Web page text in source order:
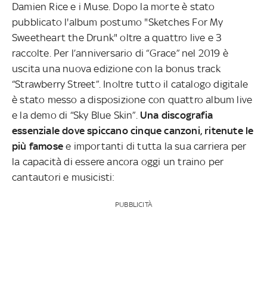
Damien Rice e i Muse. Dopo la morte è stato
pubblicato l'album postumo "Sketches For My
Sweetheart the Drunk" oltre a quattro live e 3
raccolte. Per l’anniversario di “Grace” nel 2019 è
uscita una nuova edizione con la bonus track
“Strawberry Street”. Inoltre tutto il catalogo digitale
è stato messo a disposizione con quattro album live
e la demo di “Sky Blue Skin”. Una discografia
essenziale dove spiccano cinque canzoni, ritenute le
più famosee importanti di tutta la sua carriera per
la capacità di essere ancora oggi un traino per
cantautori e musicisti:
PUBBLICITÀ